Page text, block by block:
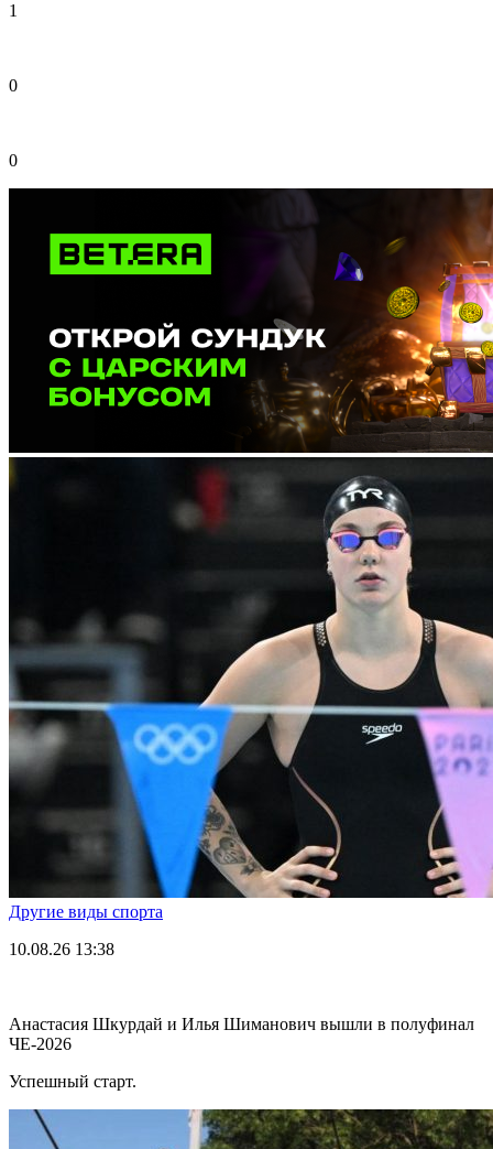
1
0
0
Другие виды спорта
10.08.26 13:38
Анастасия Шкурдай и Илья Шиманович вышли в полуфинал
ЧЕ-2026
Успешный старт.